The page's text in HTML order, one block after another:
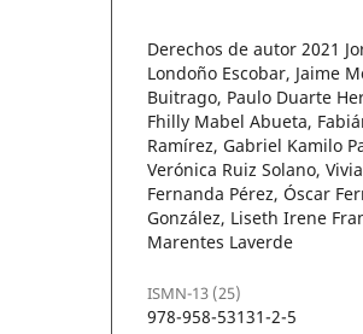
Derechos de autor 2021
Londoño Escobar, Jaime
Buitrago, Paulo Duarte
Fhilly Mabel Abueta,
Ramírez, Gabriel Kamilo
Verónica Ruiz Solano,
Fernanda Pérez, Óscar
González, Liseth Irene
Marentes Laverde
ISMN-13 (25)
978-958-53131-2-5